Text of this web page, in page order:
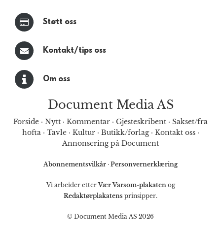
Støtt oss
Kontakt/tips oss
Om oss
Document Media AS
Forside · Nytt · Kommentar · Gjesteskribent · Sakset/fra
hofta· Tavle· Kultur· Butikk/forlag· Kontakt oss·
Annonsering på Document
Abonnementsvilkår · Personvernerklæring
Vi arbeider etterVær Varsom-plakatenog
Redaktørplakatens prinsipper.
© Document Media AS 2026